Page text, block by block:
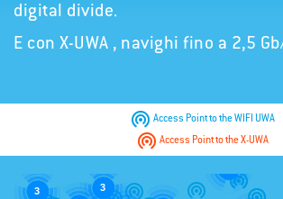
digital divide.
E con X-UWA , navighi fino a 2,5
3
3
 Access Point to the WIFI UWA
 Access Point to the X-UWA